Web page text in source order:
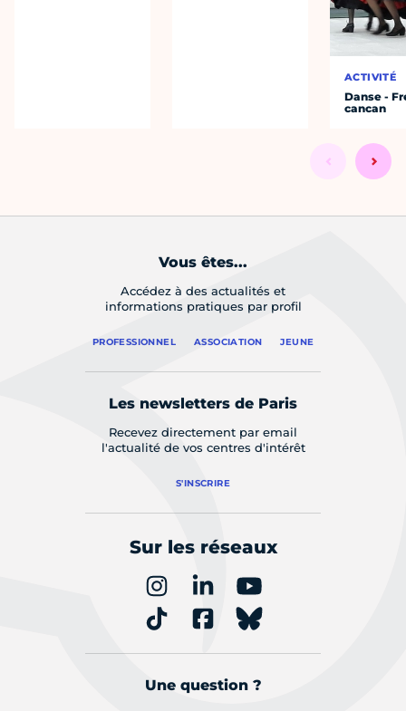
ACTIVITÉ
Danse -
cancan
Vous êtes...
Accédez à des actualités et
informations pratiques par profil
PROFESSIONNEL ASSOCIATION JEUNE
Les newsletters de Paris
Recevez directement par email
l'actualité de vos centres d'intérêt
S'INSCRIRE
Sur les réseaux
Une question ?